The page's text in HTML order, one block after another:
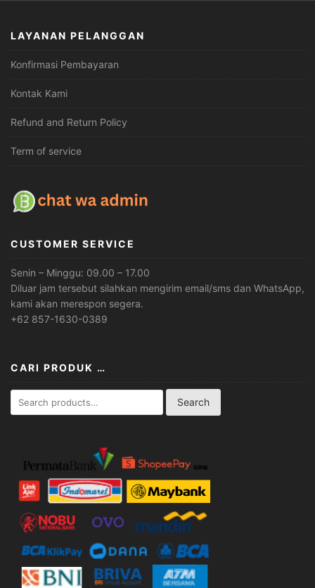
LAYANAN PELANGGAN
Konfirmasi Pembayaran
Kontak Kami
Refund and Return Policy
Term of service
CUSTOMER SERVICE
Senin – Minggu: 09.00 – 17.00
Diluar jam tersebut silahkan mengirim email/sms dan WhatsApp,
kami akan merespon segera.
+62 857-1630-0389
CARI PRODUK …
Search
for:
Search